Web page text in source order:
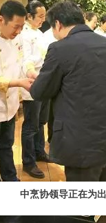
中烹协领导正在为